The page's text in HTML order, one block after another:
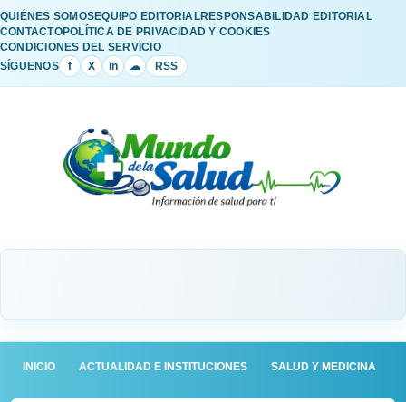
QUIÉNES SOMOSEQUIPO EDITORIALRESPONSABILIDAD EDITORIAL
CONTACTOPOLÍTICA DE PRIVACIDAD Y COOKIES
CONDICIONES DEL SERVICIO
SÍGUENOS
f X in ☁ RSS
INICIO ACTUALIDAD E INSTITUCIONES SALUD Y MEDICINA